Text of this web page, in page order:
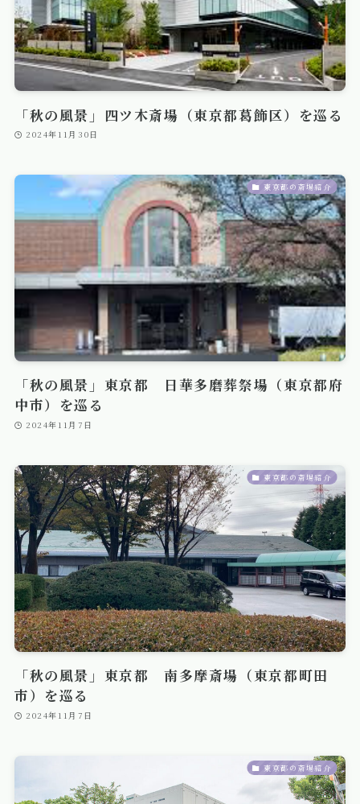
「秋の風景」四ツ木斎場（東京都葛飾区）を巡る
2024年11月30日
東京都の斎場紹介
「秋の風景」東京都 日華多磨葬祭場（東京都府
中市）を巡る
2024年11月7日
東京都の斎場紹介
「秋の風景」東京都 南多摩斎場（東京都町田
市）を巡る
2024年11月7日
東京都の斎場紹介